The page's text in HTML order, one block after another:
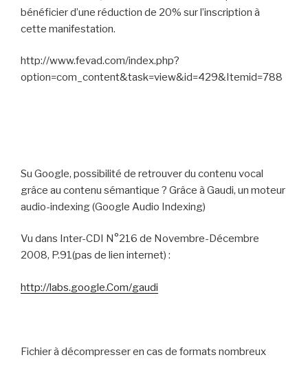
bénéficier d’une réduction de 20% sur l’inscription à
cette manifestation.
http://www.fevad.com/index.php?
option=com_content&task=view&id=429&Itemid=788
Su Google, possibilité de retrouver du contenu vocal
grâce au contenu sémantique ? Grâce à Gaudi, un moteur
audio-indexing (Google Audio Indexing)
Vu dans Inter-CDI N°216 de Novembre-Décembre
2008, P.91(pas de lien internet) :
http://labs.google.Com/gaudi
Fichier à décompresser en cas de formats nombreux